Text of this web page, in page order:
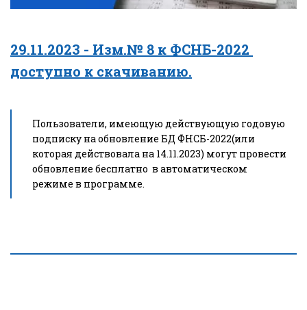
29.11.2023 - Изм.№ 8 к ФСНБ-2022
доступно к скачиванию.
Пользователи, имеющую действующую годовую
подписку на обновление БД ФНСБ-2022(или
которая действовала на 14.11.2023) могут провести
обновление бесплатно  в автоматическом
режиме в программе.